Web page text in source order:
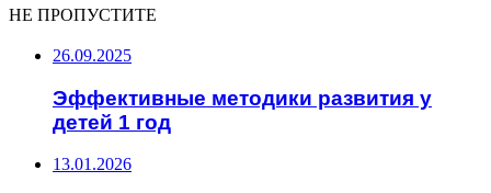
НЕ ПРОПУСТИТЕ
26.09.2025
Эффективные методики развития у
детей 1 год
13.01.2026